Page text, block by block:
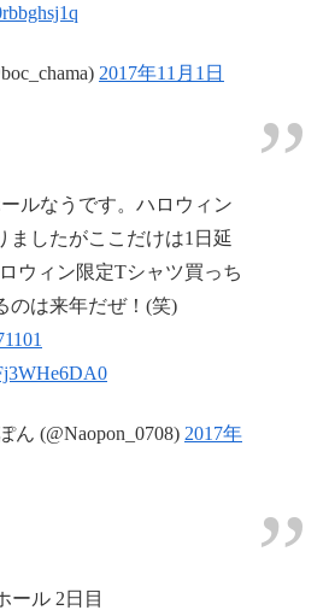
2017年11月1日
ルなうです。ハロウィン
ましたがここだけは1日延
ウィン限定Tシャツ買っち
のは来年だぜ！(笑)
(@Naopon_0708) 2017年
ール 2日目